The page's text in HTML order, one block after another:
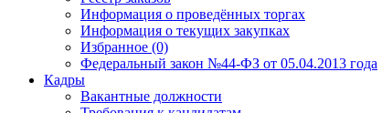
Информация о проведённых торгах
Информация о текущих закупках
Избранное (0)
Федеральный закон №44-ФЗ от 05.04.2013 года
Кадры
Вакантные должности